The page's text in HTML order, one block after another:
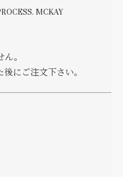
MCKAY
。
にご注文下さい。